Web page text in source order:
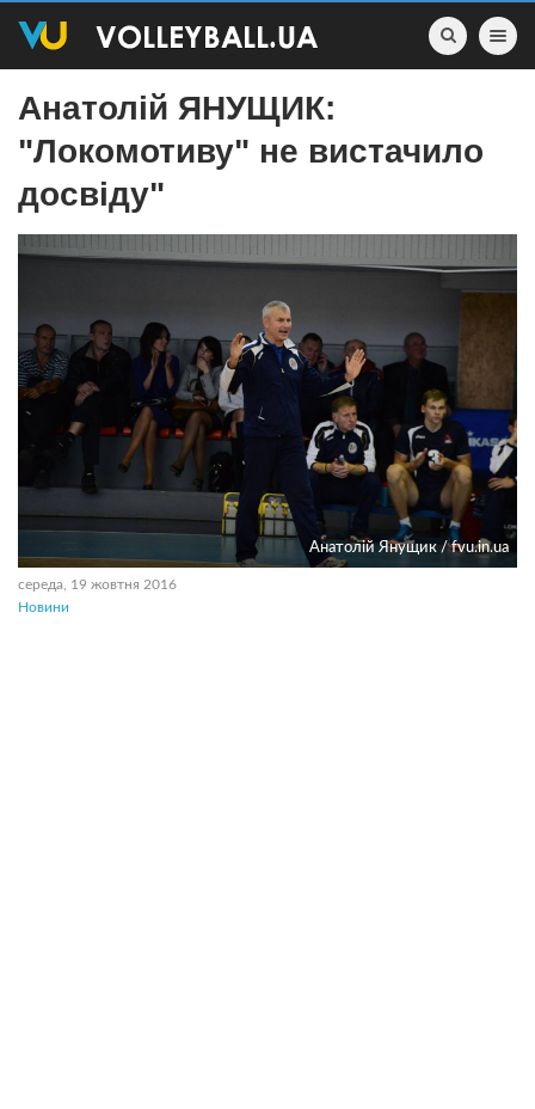
Toggle
Анатолій ЯНУЩИК:
"Локомотиву" не вистачило
досвіду"
Анатолiй Янущик / fvu.in.ua
середа, 19 жовтня 2016
Новини